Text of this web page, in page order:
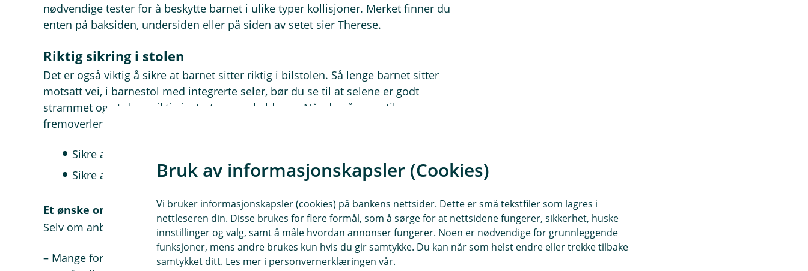
nødvendige tester for å beskytte barnet i ulike typer kollisjoner. Merket finner du
enten på baksiden, undersiden eller på siden av setet sier Therese.
Riktig sikring i stolen
Det er også viktig å sikre at barnet sitter riktig i bilstolen. Så lenge barnet sitter
motsatt vei, i barnestol med integrerte seler, bør du se til at selene er godt
strammet og at de er riktig justerte over skuldrene. Når du går over til
fremoverlent barnestol, er dette rådene fra skadeforebyggeren:
Sikre at beltet sitter godt ned mot hofte/lår
Sikre at beltet ligger tett på skulder og godt inn mot nakken
Et ønske om å være grei
Selv om anbefalingene er klare, er det ikke alltid de følges.
– Mange foreldre får nok vondt av at småttisen sitter med bøyde bein og snur
Bruk av informasjonskapsler (Cookies)
Vi bruker informasjonskapsler (cookies) på bankens nettsider. Dette er små tekstfiler som lagres i
nettleseren din. Disse brukes for flere formål, som å sørge for at nettsidene fungerer, sikkerhet, huske
innstillinger og valg, samt å måle hvordan annonser fungerer. Noen er nødvendige for grunnleggende
funksjoner, mens andre brukes kun hvis du gir samtykke. Du kan når som helst endre eller trekke tilbake
samtykket ditt. Les mer i personvernerklæringen vår.